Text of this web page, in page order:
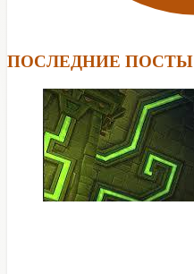
ПОСЛЕДНИЕ ПОСТЫ